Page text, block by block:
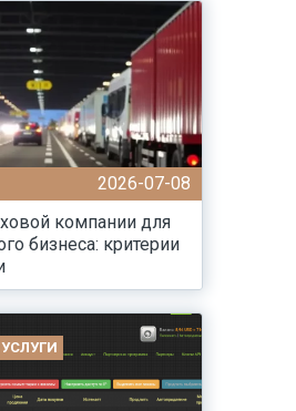
2026-07-08
компании для
бизнеса: критерии